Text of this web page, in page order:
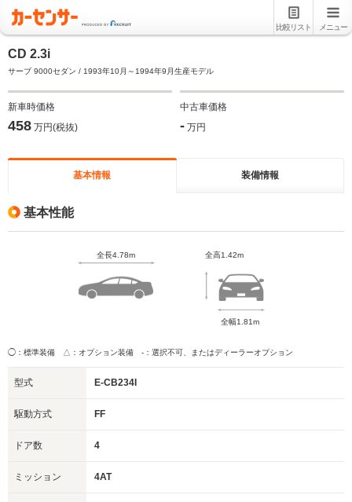
比較リスト メニュー
CD 2.3i
サーブ 9000セダン / 1993年10月～1994年9月生産モデル
新車時価格
458 万円(税抜)
中古車価格
- 万円
基本情報 装備情報
基本性能
全長4.78m 全高1.42m
全幅1.81m
◯：標準装備 △：オプション装備 -：選択不可、またはディーラーオプション
型式 E-CB234I
駆動方式 FF
ドア数 4
ミッション 4AT